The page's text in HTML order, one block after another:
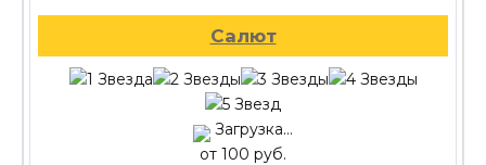
Салют
Загрузка...
от 100 руб.